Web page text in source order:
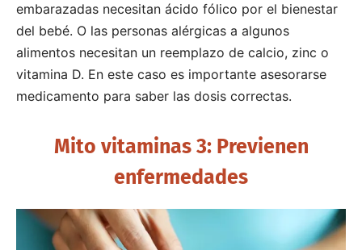
embarazadas necesitan ácido fólico por el bienestar
del bebé. O las personas alérgicas a algunos
alimentos necesitan un reemplazo de calcio, zinc o
vitamina D. En este caso es importante asesorarse
medicamento para saber las dosis correctas.
Mito vitaminas 3: Previenen
enfermedades